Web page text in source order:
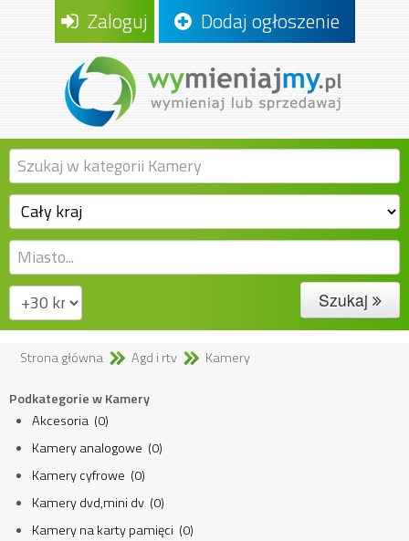
Zaloguj Dodaj ogłoszenie
Szukaj
Strona główna Agd i rtv Kamery
Podkategorie w Kamery
Akcesoria (0)
Kamery analogowe (0)
Kamery cyfrowe (0)
Kamery dvd,mini dv (0)
Kamery na karty pamięci (0)